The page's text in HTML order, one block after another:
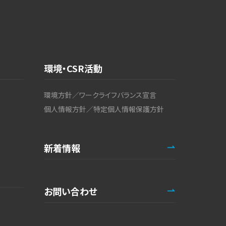
環境・CSR活動
環境方針／ワークライフバランス宣言
個人情報方針／特定個人情報保護方針
新着情報
お問い合わせ